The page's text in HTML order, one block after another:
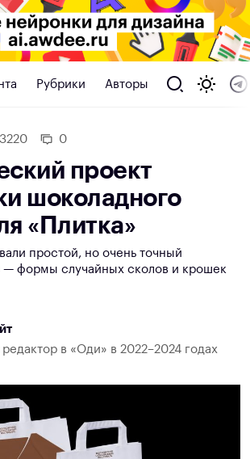
Рубрики Авторы
3220 0
проект
шоколадного
«Плитка»
простой, но очень точный
— формы случайных сколов и крошек
в «Оди» в 2022–2024 годах